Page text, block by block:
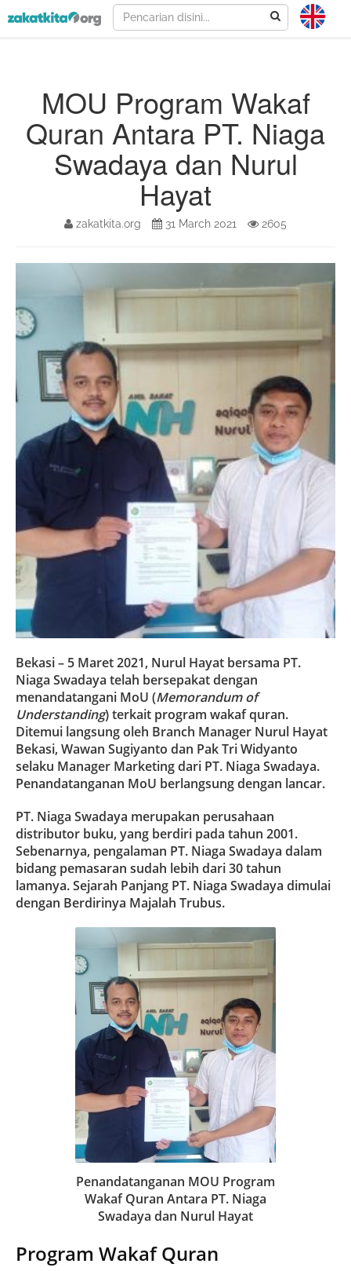
MOU Program Wakaf
Quran Antara PT. Niaga
Swadaya dan Nurul
Hayat
zakatkita.org 31 March 2021 2605
Bekasi – 5 Maret 2021, Nurul Hayat bersama PT.
Niaga Swadaya telah bersepakat dengan
menandatangani MoU (Memorandum of
Understanding) terkait program wakaf quran.
Ditemui langsung oleh Branch Manager Nurul Hayat
Bekasi, Wawan Sugiyanto dan Pak Tri Widyanto
selaku Manager Marketing dari PT. Niaga Swadaya.
Penandatanganan MoU berlangsung dengan lancar.
PT. Niaga Swadaya merupakan perusahaan
distributor buku, yang berdiri pada tahun 2001.
Sebenarnya, pengalaman PT. Niaga Swadaya dalam
bidang pemasaran sudah lebih dari 30 tahun
lamanya. Sejarah Panjang PT. Niaga Swadaya dimulai
dengan Berdirinya Majalah Trubus.
Penandatanganan MOU Program
Wakaf Quran Antara PT. Niaga
Swadaya dan Nurul Hayat
Program Wakaf Quran